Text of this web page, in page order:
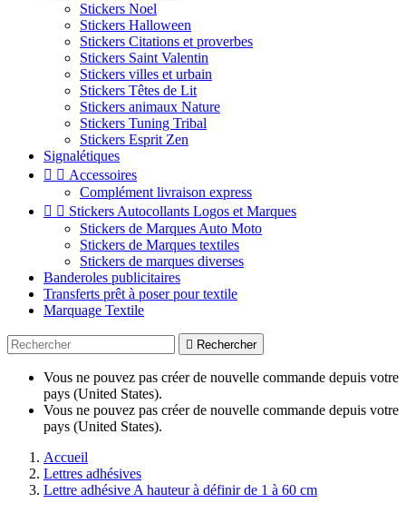
Stickers Noel
Stickers Halloween
Stickers Citations et proverbes
Stickers Saint Valentin
Stickers villes et urbain
Stickers Têtes de Lit
Stickers animaux Nature
Stickers Tuning Tribal
Stickers Esprit Zen
Signalétiques
  Accessoires
Complément livraison express
  Stickers Autocollants Logos et Marques
Stickers de Marques Auto Moto
Stickers de Marques textiles
Stickers de marques diverses
Banderoles publicitaires
Transferts prêt à poser pour textile
Marquage Textile
 Rechercher
Vous ne pouvez pas créer de nouvelle commande depuis votre
pays (United States).
Vous ne pouvez pas créer de nouvelle commande depuis votre
pays (United States).
Accueil
Lettres adhésives
Lettre adhésive A hauteur à définir de 1 à 60 cm